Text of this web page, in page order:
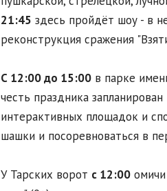
21:45 здесь пройдёт шоу - в
реконструкция сражения
С 12:00 до 15:00в парке
честь праздника
интерактивных площадок и
шашки и посоревноваться в
У Тарских ворот с 12:00омичи